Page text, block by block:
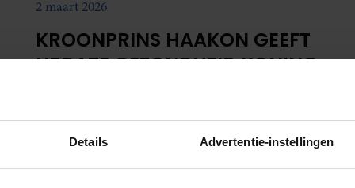
Details Advertentie-instellingen
2 maart 2026
KROONPRINS HAAKON GEEFT
UPDATE GEZONDHEID KONING
HAND’
Kroonprins Haakon heeft maandag een
bemoedigende update gegeven over de gezondheid
van koning Harald. Volgens de Noorse